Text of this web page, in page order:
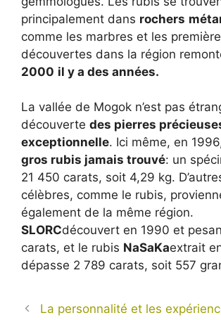
principalement dans rochers
comme les marbres et les
découvertes dans la région
2000 il y a des années.
La vallée de Mogok n’est pas
découverte des pierres
exceptionnelle. Ici même, en
gros rubis jamais trouvé: un
21 450 carats, soit 4,29 kg.
célèbres, comme le rubis,
également de la même région.
SLORCdécouvert en 1990 et
carats, et le rubis NaSaKaextrait
dépasse 2 789 carats, soit 557
La personnalité et les